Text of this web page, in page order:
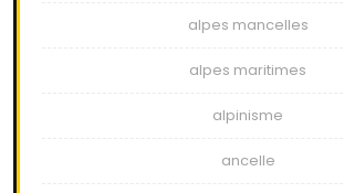
alpes mancelles
alpes maritimes
alpinisme
ancelle